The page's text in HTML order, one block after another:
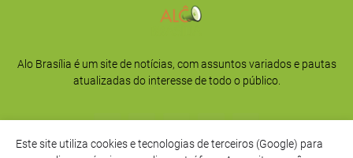
Alo Brasília é um site de notícias, com assuntos variados e pautas
atualizadas do interesse de todo o público.
Este site utiliza cookies e tecnologias de terceiros (Google) para